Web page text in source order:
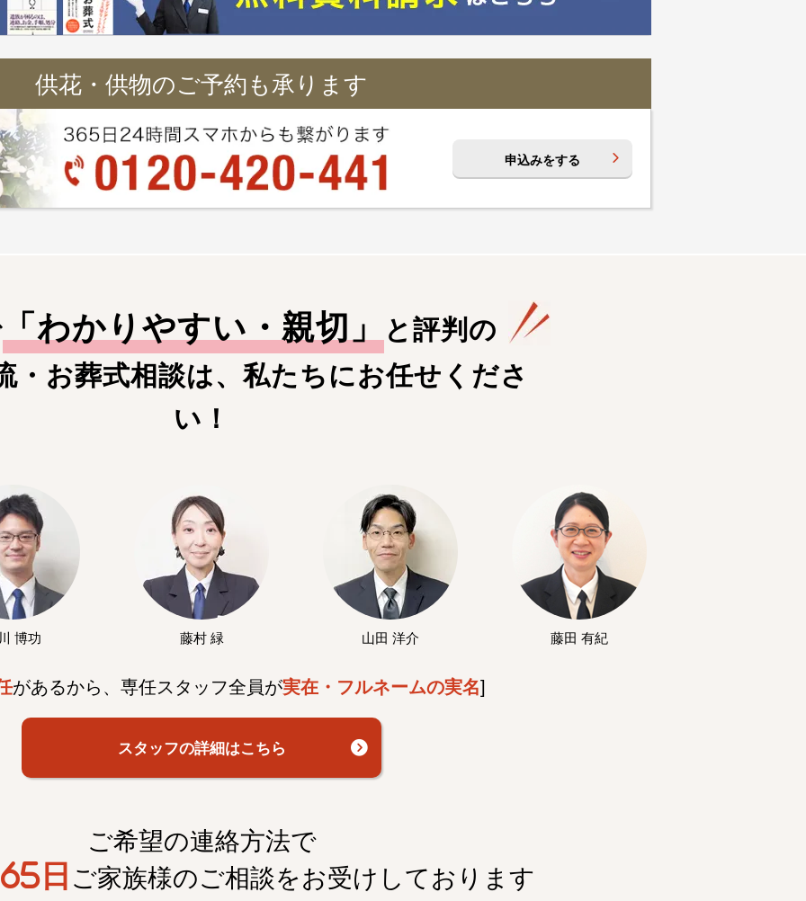
供花・供物のご予約も承ります
申込みをする
「 わかりやすい・親切 」
と評判の
・お葬式相談は、私たちにお任せくださ
い！
博功 藤村 緑 山田 洋介 藤田 有紀
があるから、専任スタッフ全員が実在・フルネームの実名]
スタッフの詳細はこちら
ご希望の連絡方法で
日 ご家族様のご相談を お受けしております